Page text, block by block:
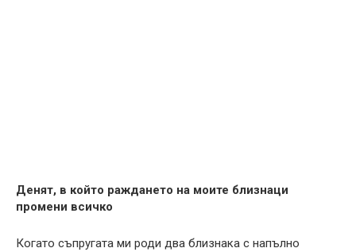
Денят, в който раждането на моите близнаци
промени всичко
Когато съпругата ми роди два близнака с напълно